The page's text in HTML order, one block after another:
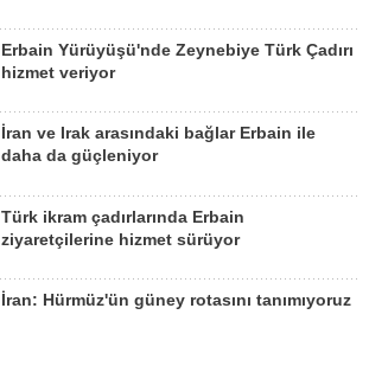
Erbain Yürüyüşü'nde Zeynebiye Türk Çadırı
hizmet veriyor
İran ve Irak arasındaki bağlar Erbain ile
daha da güçleniyor
Türk ikram çadırlarında Erbain
ziyaretçilerine hizmet sürüyor
İran: Hürmüz'ün güney rotasını tanımıyoruz